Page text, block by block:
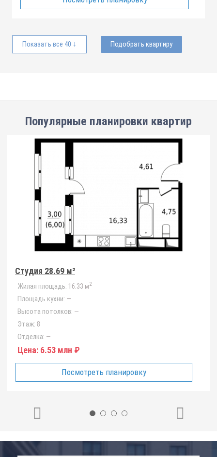
Показать все 40 ↓ Подобрать квартиру
Популярные планировки квартир
Студия 28.69 м²
Жилая площадь: 16.33 м2
Площадь кухни: —
Высота потолков: —
Этаж: 8
Отделка: —
Цена: 6.53 млн ₽
Посмотреть планировку